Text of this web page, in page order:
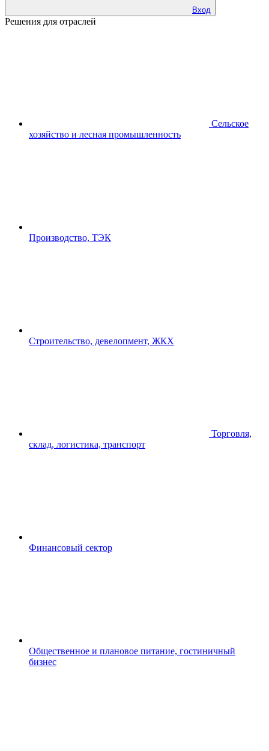
Вход
Решения для отраслей
Сельское
хозяйство и лесная промышленность
Производство, ТЭК
Строительство, девелопмент, ЖКХ
Торговля,
склад, логистика, транспорт
Финансовый сектор
Общественное и плановое питание, гостиничный
бизнес